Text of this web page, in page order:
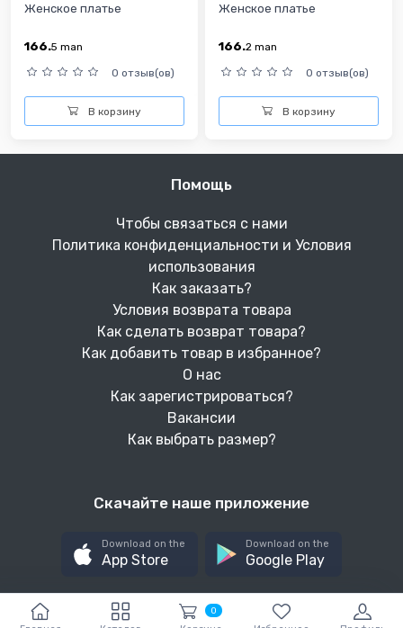
Женское платье
166.5 man
0 отзыв(ов)
В корзину
Женское платье
166.2 man
0 отзыв(ов)
В корзину
0
Помощь
Чтобы связаться с нами
Политика конфиденциальности и Условия
использования
Как заказать?
Условия возврата товара
Как сделать возврат товара?
Как добавить товар в избранное?
О нас
Как зарегистрироваться?
Вакансии
Как выбрать размер?
Скачайте наше приложение
Download on the
App Store
Download on the
Google Play